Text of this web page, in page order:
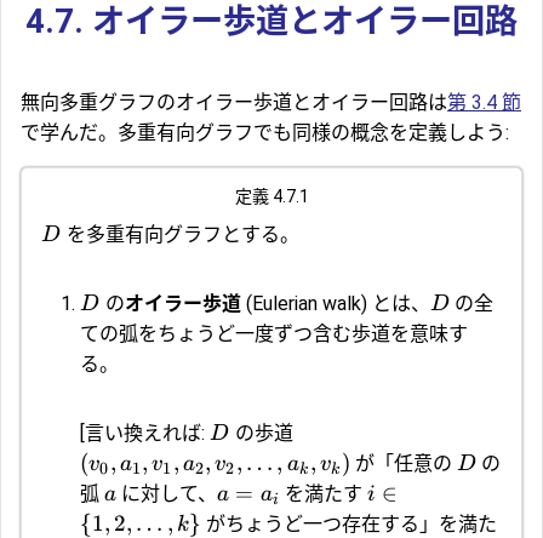
4.7. オイラー歩道とオイラー回路
無向多重グラフのオイラー歩道とオイラー回路は第 3.4 節
で学んだ。多重有向グラフでも同様の概念を定義しよう:
定義 4.7.1
D を多重有向グラフとする。
D のオイラー歩道(Eulerian walk) とは、 D の全
ての弧をちょうど一度ずつ含む歩道を意味す
る。
[言い換えれば: D の歩道
(v0, a1, v1 , a2, v2, … , ak , vk ) が「任意の D の
弧 a に対して、 a = ai を満たす i ∈
{1, 2, … , k} がちょうど一つ存在する」を満た